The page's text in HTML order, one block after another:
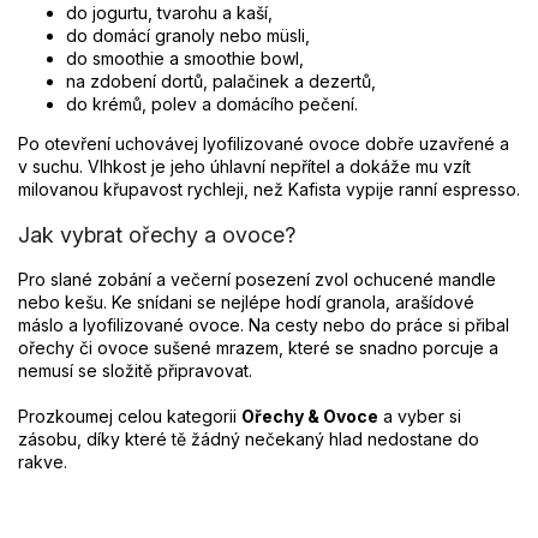
do jogurtu, tvarohu a kaší,
do domácí granoly nebo müsli,
do smoothie a smoothie bowl,
na zdobení dortů, palačinek a dezertů,
do krémů, polev a domácího pečení.
Po otevření uchovávej lyofilizované ovoce dobře uzavřené a
v suchu. Vlhkost je jeho úhlavní nepřítel a dokáže mu vzít
milovanou křupavost rychleji, než Kafista vypije ranní espresso.
Jak vybrat ořechy a ovoce?
Pro slané zobání a večerní posezení zvol ochucené mandle
nebo kešu. Ke snídani se nejlépe hodí granola, arašídové
máslo a lyofilizované ovoce. Na cesty nebo do práce si přibal
ořechy či ovoce sušené mrazem, které se snadno porcuje a
nemusí se složitě připravovat.
Prozkoumej celou kategorii Ořechy & Ovoce a vyber si
zásobu, díky které tě žádný nečekaný hlad nedostane do
rakve.